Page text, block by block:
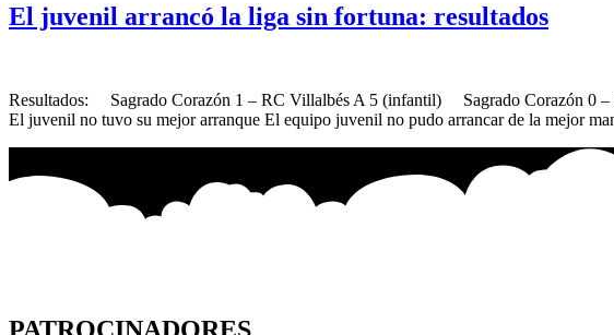
El juvenil arrancó la liga sin fortuna: resultados
Resultados: Sagrado Corazón 1 – RC Villalbés A 5 (infantil) Sagrado Corazón 0 –
El juvenil no tuvo su mejor arranque El equipo juvenil no pudo arrancar de la mejor